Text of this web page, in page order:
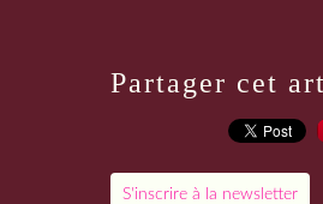
Partager cet
S'inscrire à la newsletter